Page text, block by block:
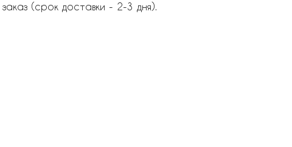
(срок доставки - 2-3 дня).